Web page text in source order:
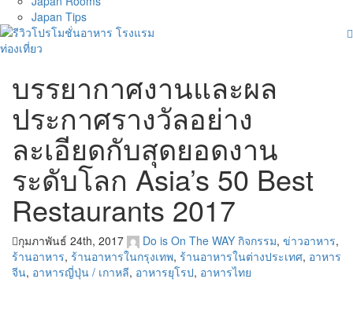
Japan Tips
บรรยากาศงานและผล
ประกาศรางวัลอย่าง
ละเอียดกับสุดยอดงาน
ระดับโลก Asia’s 50 Best
Restaurants 2017
กุมภาพันธ์ 24th, 2017 Do is On The WAY กิจกรรม, ข่าวอาหาร,
ร้านอาหาร, ร้านอาหารในกรุงเทพ, ร้านอาหารในต่างประเทศ, อาหาร
จีน, อาหารญี่ปุ่น / เกาหลี, อาหารยุโรป, อาหารไทย